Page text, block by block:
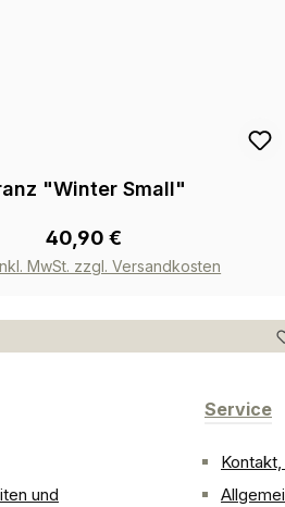
"Winter Small"
40,90 €
MwSt. zzgl. Versandkosten
und
Service